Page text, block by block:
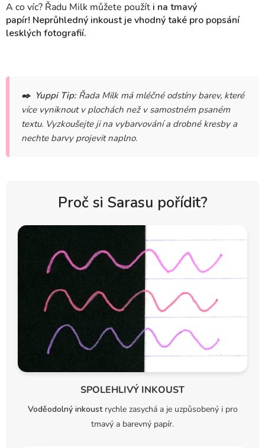
A co víc? Řadu Milk můžete použít i na tmavý
papír! Neprůhledný inkoust je vhodný také pro popsání
lesklých fotografií.
✒️ Yuppi Tip: Řada Milk má mléčné odstíny barev, které
více vyniknout v plochách než v samostném psaném
textu. Vyzkoušejte ji na vybarvování a drobné kresby a
nechte barvy projevit naplno.
Proč si Sarasu pořídit?
SPOLEHLIVÝ INKOUST
Voděodolný inkoustrychle zasychá a je uzpůsobený i pro
tmavý a barevný papír.